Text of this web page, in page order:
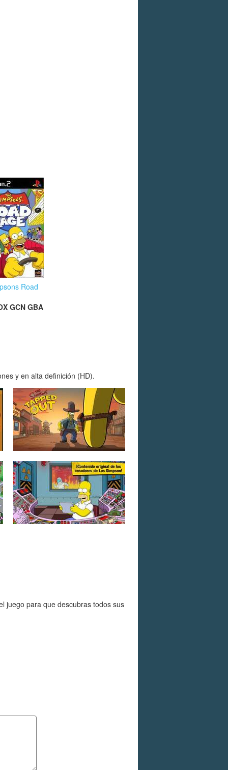
Road
GCN GBA
y en alta definición (HD).
juego para que descubras todos sus